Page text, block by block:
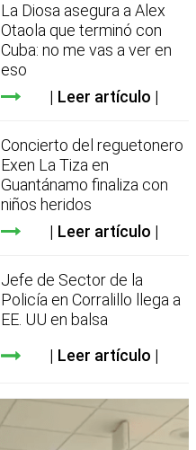
La Diosa asegura a Alex
Otaola que terminó con
Cuba: no me vas a ver en
eso
Leer artículo
Concierto del reguetonero
Exen La Tiza en
Guantánamo finaliza con
niños heridos
Leer artículo
Jefe de Sector de la
Policía en Corralillo llega a
EE. UU en balsa
Leer artículo